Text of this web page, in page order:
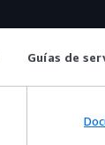
Guías de